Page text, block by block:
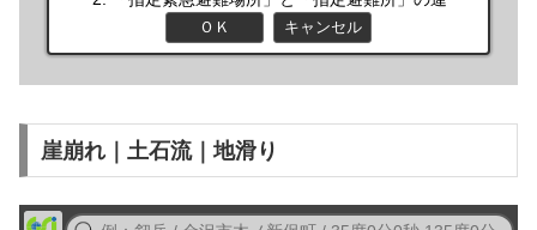
崖崩れ｜土石流｜地滑り